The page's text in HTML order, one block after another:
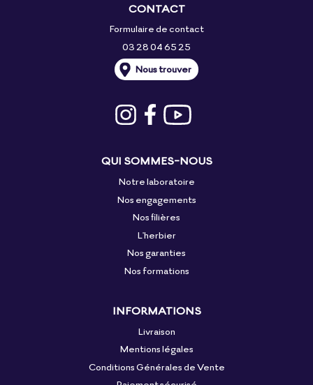
CONTACT
Formulaire de contact
03 28 04 65 25
Nous trouver
QUI SOMMES-NOUS
Notre laboratoire
Nos engagements
Nos filières
L'herbier
Nos garanties
Nos formations
INFORMATIONS
Livraison
Mentions légales
Conditions Générales de Vente